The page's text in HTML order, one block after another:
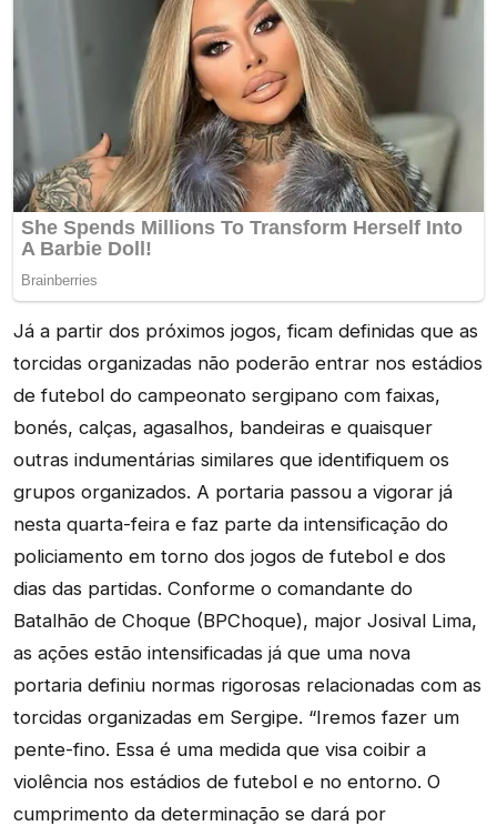
Já a partir dos próximos jogos, ficam definidas que as
torcidas organizadas não poderão entrar nos estádios
de futebol do campeonato sergipano com faixas,
bonés, calças, agasalhos, bandeiras e quaisquer
outras indumentárias similares que identifiquem os
grupos organizados. A portaria passou a vigorar já
nesta quarta-feira e faz parte da intensificação do
policiamento em torno dos jogos de futebol e dos
dias das partidas. Conforme o comandante do
Batalhão de Choque (BPChoque), major Josival Lima,
as ações estão intensificadas já que uma nova
portaria definiu normas rigorosas relacionadas com as
torcidas organizadas em Sergipe. “Iremos fazer um
pente-fino. Essa é uma medida que visa coibir a
violência nos estádios de futebol e no entorno. O
cumprimento da determinação se dará por